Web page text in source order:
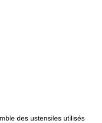
des ustensiles utilisés